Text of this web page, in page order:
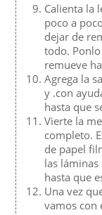
Calienta la
poco a
dejar de
todo.
remueve
Agrega la
y .con
hasta que
Vierte la
completo.
de papel
las
hasta que
Una vez
vamos con